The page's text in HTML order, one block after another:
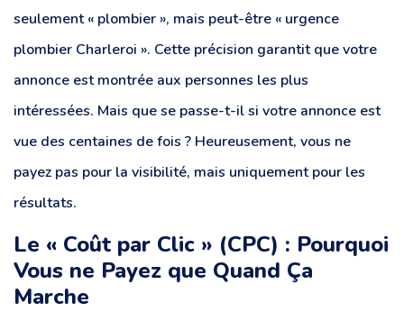
seulement « plombier », mais peut-être « urgence
plombier Charleroi ». Cette précision garantit que votre
annonce est montrée aux personnes les plus
intéressées. Mais que se passe-t-il si votre annonce est
vue des centaines de fois ? Heureusement, vous ne
payez pas pour la visibilité, mais uniquement pour les
résultats.
Le « Coût par Clic » (CPC) : Pourquoi
Vous ne Payez que Quand Ça
Marche